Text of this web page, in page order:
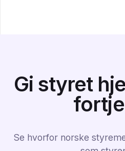
Gi styret
Se hvorfor norske